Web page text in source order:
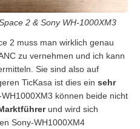
2 & Sony WH-1000XM3
2 muss man wirklich genau
zu vernehmen und ich kann
Sie sind also auf
TicKasa ist dies ein sehr
können beide nicht
und wird sich
Sony-WH1000XM4